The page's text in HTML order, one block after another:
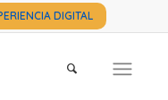
DIGITAL